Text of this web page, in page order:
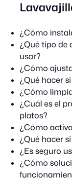
¿Cómo
¿Qué tipo de
usar?
¿Cómo
¿Qué hacer
¿Cómo
¿Cuál es el
platos?
¿Cómo
¿Qué hacer
¿Es seguro
¿Cómo